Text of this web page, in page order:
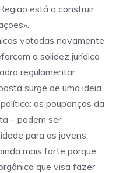
está a construir
votadas novamente
a solidez jurídica
regulamentar
surge de uma ideia
as poupanças da
– podem ser
para os jovens.
mais forte porque
que visa fazer